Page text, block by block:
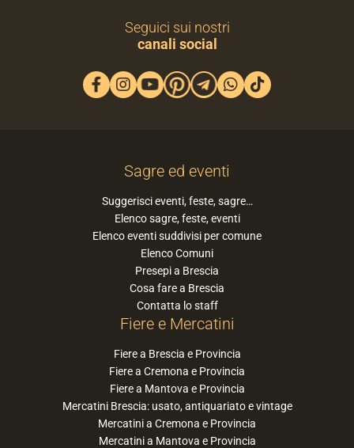
Seguici sui nostri
canali social
Sagre ed eventi
Suggerisci eventi, feste, sagre…
Elenco sagre, feste, eventi
Elenco eventi suddivisi per comune
Elenco Comuni
Presepi a Brescia
Cosa fare a Brescia
Contatta lo staff
Fiere e Mercatini
Fiere a Brescia e Provincia
Fiere a Cremona e Provincia
Fiere a Mantova e Provincia
Mercatini Brescia: usato, antiquariato e vintage
Mercatini a Cremona e Provincia
Mercatini a Mantova e Provincia